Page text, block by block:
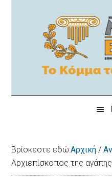
MEGA-
μέλλον"
Βρίσκεστε εδώ:Αρχική /
Αρχιεπίσκοπος της